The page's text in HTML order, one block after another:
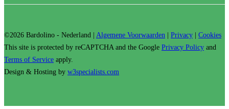
©2026 Bardolino - Nederland | Algemene Voorwaarden | Privacy | Cookies
This site is protected by reCAPTCHA and the Google Privacy Policy and
Terms of Service apply.
Design & Hosting by w3specialists.com